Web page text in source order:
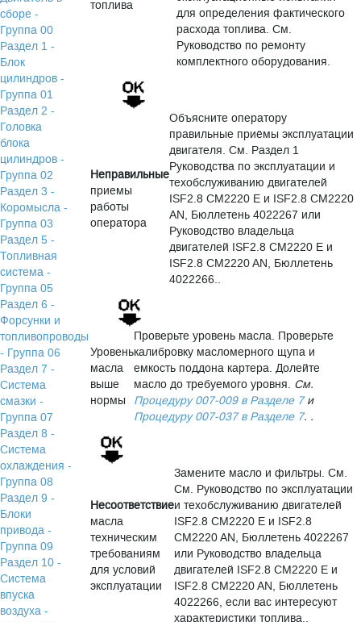
сборе -
Группа 00
Раздел 1 -
Блок
цилиндров -
Группа 01
Раздел 2 -
Головка
блока
цилиндров -
Группа 02
Раздел 3 -
Коромысла -
Группа 03
Раздел 5 -
Топливная
система -
Группа 05
Раздел 6 -
Форсунки и
топливопроводы
- Группа 06
Раздел 7 -
Система
смазки -
Группа 07
Раздел 8 -
Система
охлаждения -
Группа 08
Раздел 9 -
Блоки
привода -
Группа 09
Раздел 10 -
Система
впуска
воздуха -
топлива
для определения фактического
расхода топлива. См.
Руководство по ремонту
комплектного оборудования.
Неправильные
приемы
работы
оператора
Объясните оператору
правильные приёмы эксплуатации
двигателя. См. Раздел 1
Руководства по эксплуатации и
техобслуживанию двигателей
ISF2.8 CM2220 E и ISF2.8 CM2220
AN, Бюллетень 4022267 или
Руководство владельца
двигателей ISF2.8 CM2220 E и
ISF2.8 CM2220 AN, Бюллетень
4022266..
Уровень
масла
выше
нормы
Проверьте уровень масла. Проверьте
калибровку масломерного щупа и
емкость поддона картера. Долейте
масло до требуемого уровня. См.
Процедуру 007-009 в Разделе 7и
Процедуру 007-037 в Разделе 7. .
Несоответствие
масла
техническим
требованиям
для условий
эксплуатации
Замените масло и фильтры. См.
См. Руководство по эксплуатации
и техобслуживанию двигателей
ISF2.8 CM2220 E и ISF2.8
CM2220 AN, Бюллетень 4022267
или Руководство владельца
двигателей ISF2.8 CM2220 E и
ISF2.8 CM2220 AN, Бюллетень
4022266, если вас интересуют
характеристики топлива..